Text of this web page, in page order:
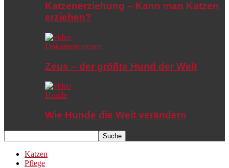
Katzenerziehung – Kann man Katzen
erziehen?
Dokumentationen
Zeus – der größte Hund der Welt
Hunde
Wie Hunde die Welt verändern
Katzen
Pflege